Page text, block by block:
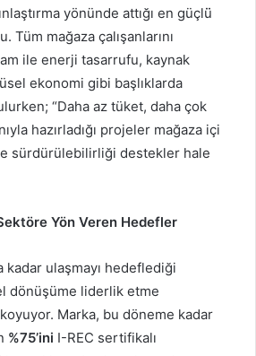
yönünde attığı en güçlü̈
Tüm mağaza çalışanlarını
ile enerji tasarrufu, kaynak
ekonomi gibi başlıklarda
“Daha az tüket, daha çok
hazırladığı projeler mağaza içi
sürdürülebilirliği destekler hale
Yön Veren Hedefler
kadar ulaşmayı hedeflediği
dönüşüme liderlik etme
koyuyor. Marka, bu döneme kadar
%75’ini I-REC sertifikalı